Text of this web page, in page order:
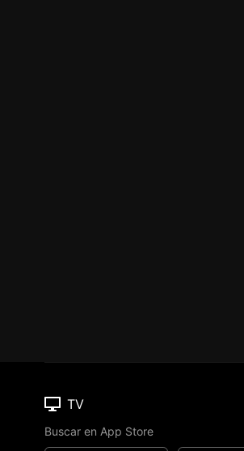
TV
Buscar en App Store